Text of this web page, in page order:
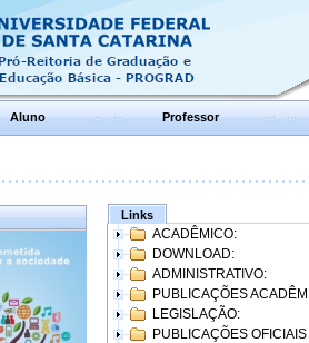
Aluno Professor
Links
ACADÊMICO:
DOWNLOAD:
ADMINISTRATIVO:
PUBLICAÇÕES
LEGISLAÇÃO:
PUBLICAÇÕES